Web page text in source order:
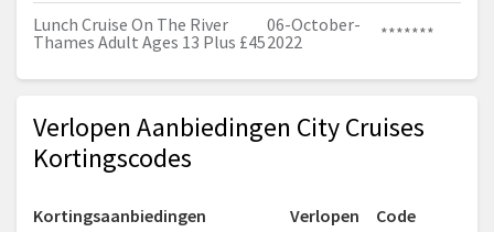
Lunch Cruise On The River
Thames Adult Ages 13 Plus £45
06-October-
2022
*******
Verlopen Aanbiedingen City Cruises
Kortingscodes
Kortingsaanbiedingen Verlopen Code